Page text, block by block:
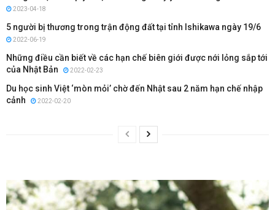
2023-04-18
5 người bị thương trong trận động đất tại tỉnh Ishikawa ngày 19/6
2022-06-19
Những điều cần biết về các hạn chế biên giới được nới lỏng sắp tới
của Nhật Bản
2022-02-23
Du học sinh Việt ‘mòn mỏi’ chờ đến Nhật sau 2 năm hạn chế nhập
cảnh
2022-02-20